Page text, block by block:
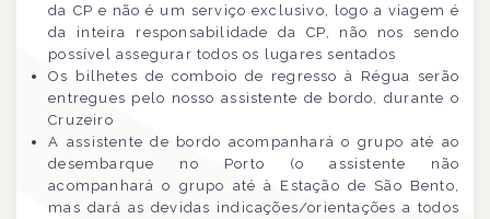
da CP e não é um serviço exclusivo, logo a viagem é
da inteira responsabilidade da CP, não nos sendo
possível assegurar todos os lugares sentados
Os bilhetes de comboio de regresso à Régua serão
entregues pelo nosso assistente de bordo, durante o
Cruzeiro
A assistente de bordo acompanhará o grupo até ao
desembarque no Porto (o assistente não
acompanhará o grupo até à Estação de São Bento,
mas dará as devidas indicações/orientações a todos